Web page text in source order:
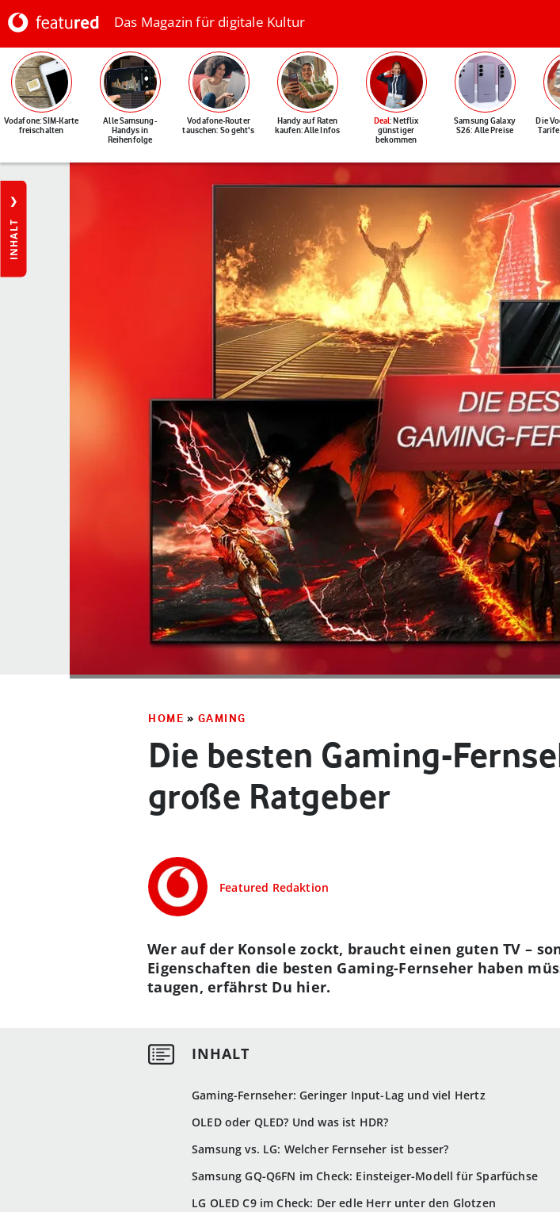
Das Magazin für digitale Kultur
Vodafone: SIM-Karte
freischalten
Alle Samsung-
Handys in
Reihenfolge
Vodafone-Router
tauschen: So geht's
Handy auf Raten
kaufen: Alle Infos
Deal: Netflix
günstiger
bekommen
Samsung Galaxy
S26: Alle Preise
Die
INHALT
HOME » GAMING
Die besten Gaming-
große Ratgeber
Featured Redaktion
Gaming-Fernseher: Geringer Input-Lag und viel Hertz
OLED oder QLED? Und was ist HDR?
Samsung vs. LG: Welcher Fernseher ist besser?
Samsung GQ-Q6FN im Check: Einsteiger-Modell für Sparfüchse
LG OLED C9 im Check: Der edle Herr unter den Glotzen
Wer auf der Konsole zockt, braucht einen guten TV –
Eigenschaften die besten Gaming-Fernseher haben
taugen, erfährst Du hier.